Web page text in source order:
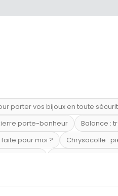
porter vos bijoux en toute
porte-bonheur
Balance :
pour moi ?
Chrysocolle :